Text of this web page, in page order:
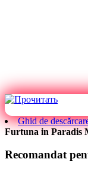
Ghid de
Furtuna in Paradis
Recomandat